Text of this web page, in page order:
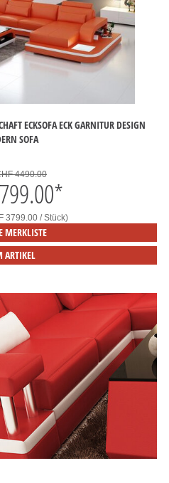
ECKSOFA ECK GARNITUR DESIGN
SOFA
4490.00
*
3799.00 / Stück)
MERKLISTE
ARTIKEL